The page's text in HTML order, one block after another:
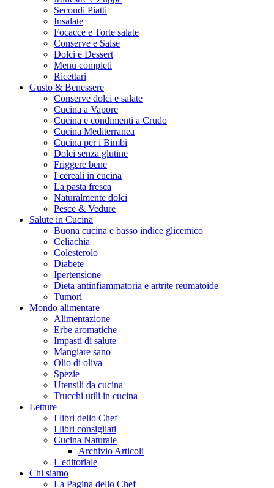
Secondi Piatti
Insalate
Focacce e Torte salate
Conserve e Salse
Dolci e Dessert
Menu completi
Ricettari
Gusto & Benessere
Conserve dolci e salate
Cucina a Vapore
Cucina e condimenti a Crudo
Cucina Mediterranea
Cucina per i Bimbi
Dolci senza glutine
Friggere bene
I cereali in cucina
La pasta fresca
Naturalmente dolci
Pesce & Vedure
Salute in Cucina
Buona cucina e basso indice glicemico
Celiachia
Colesterolo
Diabete
Ipertensione
Dieta antinfiammatoria e artrite reumatoide
Tumori
Mondo alimentare
Alimentazione
Erbe aromatiche
Impasti di salute
Mangiare sano
Olio di oliva
Spezie
Utensili da cucina
Trucchi utili in cucina
Letture
I libri dello Chef
I libri consigliati
Cucina Naturale
Archivio Articoli
L'editoriale
Chi siamo
La Pagina dello Chef